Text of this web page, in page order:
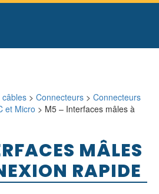
> Connecteurs > Connecteurs
et Micro > M5 – Interfaces mâles à
MÂLES
RAPIDE